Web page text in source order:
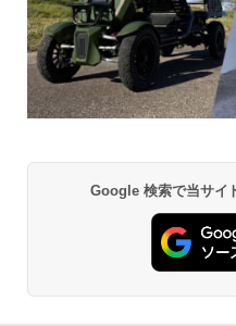
Google 検索で当サイ